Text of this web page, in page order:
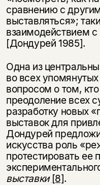
сравнению с
выставляться»;
взаимодействием с
[Дондурей 1985].
Одна из
во всех
вопросом о том,
преодоление всех
разработку новых
выставок для
Дондурей
искусства роль
протестировать ее
выставки [8].